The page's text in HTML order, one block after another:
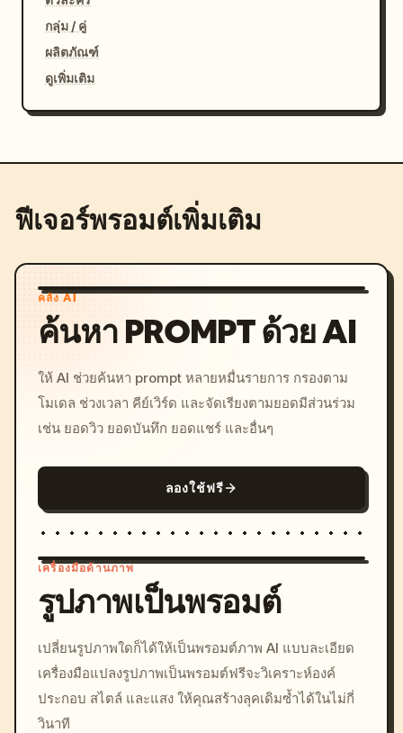
กลุ่ม / คู่
ผลิตภัณฑ์
ดูเพิ่มเติม
ฟีเจอร์พรอมต์เพิ่มเติม
คลัง AI
ค้นหา PROMPT ด้วย AI
ให้ AI ช่วยค้นหา prompt หลายหมื่นรายการ กรองตาม
โมเดล ช่วงเวลา คีย์เวิร์ด และจัดเรียงตามยอดมีส่วนร่วม
เช่น ยอดวิว ยอดบันทึก ยอดแชร์ และอื่นๆ
ลองใช้ฟรี
c, cyberpunk sunset, neon
colors, 8k --v 6.0
เครื่องมือด้านภาพ
รูปภาพเป็นพรอมต์
เปลี่ยนรูปภาพใดก็ได้ให้เป็นพรอมต์ภาพ AI แบบละเอียด
เครื่องมือแปลงรูปภาพเป็นพรอมต์ฟรีจะวิเคราะห์องค์
ประกอบ สไตล์ และแสง ให้คุณสร้างลุคเดิมซ้ำได้ในไม่กี่
วินาที